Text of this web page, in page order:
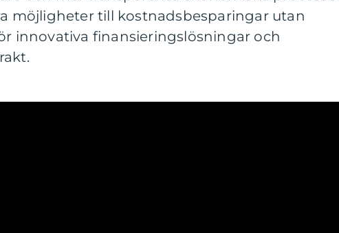
möjligheter till kostnadsbesparingar utan
innovativa finansieringslösningar och